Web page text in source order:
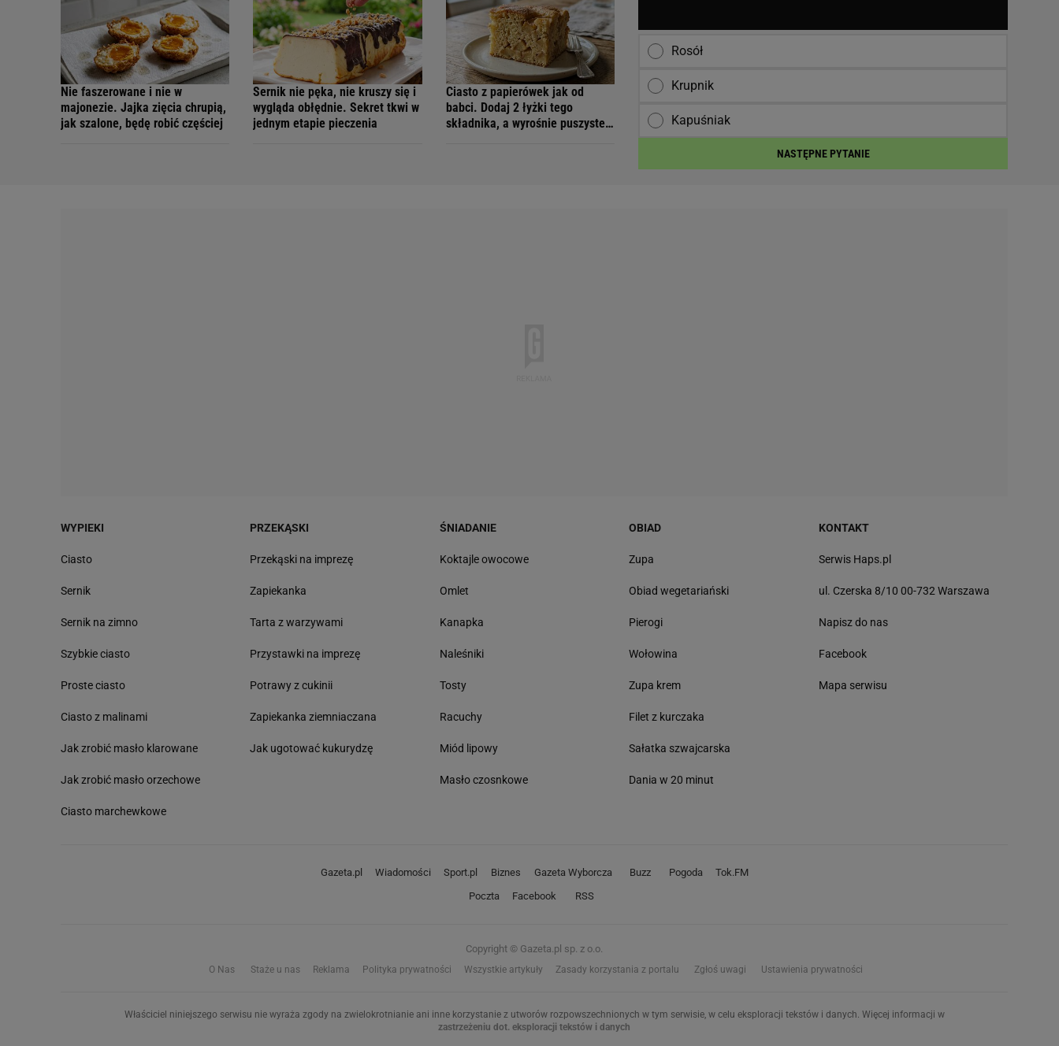
Nie faszerowane i nie w
majonezie. Jajka zięcia chrupią,
jak szalone, będę robić częściej
Sernik nie pęka, nie kruszy się i
wygląda obłędnie. Sekret tkwi w
jednym etapie pieczenia
Ciasto z papierówek jak od
babci. Dodaj 2 łyżki tego
składnika, a wyrośnie puszyste
Rosół
Krupnik
Kapuśniak
NASTĘPNE PYTANIE
WYPIEKI
Ciasto
Sernik
Sernik na zimno
Szybkie ciasto
Proste ciasto
Ciasto z malinami
Jak zrobić masło klarowane
Jak zrobić masło orzechowe
Ciasto marchewkowe
PRZEKĄSKI
Przekąski na imprezę
Zapiekanka
Tarta z warzywami
Przystawki na imprezę
Potrawy z cukinii
Zapiekanka ziemniaczana
Jak ugotować kukurydzę
ŚNIADANIE
Koktajle owocowe
Omlet
Kanapka
Naleśniki
Tosty
Racuchy
Miód lipowy
Masło czosnkowe
OBIAD
Zupa
Obiad wegetariański
Pierogi
Wołowina
Zupa krem
Filet z kurczaka
Sałatka szwajcarska
Dania w 20 minut
KONTAKT
Serwis Haps.pl
ul. Czerska 8/10 00-732 Warszawa
Napisz do nas
Facebook
Mapa serwisu
Gazeta.pl Wiadomości Sport.pl Biznes Gazeta Wyborcza Buzz Pogoda
Tok.FM
Poczta
Facebook RSS
Copyright © Gazeta.pl sp. z o.o.
O Nas Staże u nas Reklama Polityka prywatności Wszystkie artykuły Zasady korzystania z portalu Zgłoś uwagi Ustawienia prywatności
Właściciel niniejszego serwisu nie wyraża zgody na zwielokrotnianie ani inne korzystanie z utworów rozpowszechnionych w tym serwisie, w celu eksploracji tekstów i danych. Więcej informacji w
zastrzeżeniu dot. eksploracji tekstów i danych